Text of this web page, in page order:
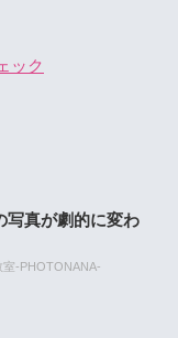
ック
写真が劇的に変わ
室-PHOTONANA-